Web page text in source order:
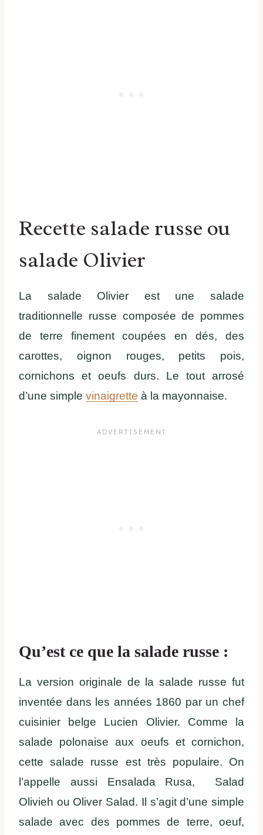
Recette salade russe ou
salade Olivier
La salade Olivier est une salade
traditionnelle russe composée de pommes
de terre finement coupées en dés, des
carottes, oignon rouges, petits pois,
cornichons et oeufs durs. Le tout arrosé
d’une simple vinaigrette à la mayonnaise.
Qu’est ce que la salade russe :
La version originale de la salade russe fut
inventée dans les années 1860 par un chef
cuisinier belge Lucien Olivier. Comme la
salade polonaise aux oeufs et cornichon,
cette salade russe est très populaire. On
l’appelle aussi Ensalada Rusa, Salad
Olivieh ou Oliver Salad. Il s’agit d’une simple
salade avec des pommes de terre, oeuf,